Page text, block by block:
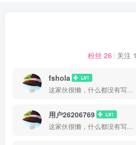
粉丝 26 关注 1
fshola
这家伙很懒，什么都没有写...
用户26206769
这家伙很懒，什么都没有写...